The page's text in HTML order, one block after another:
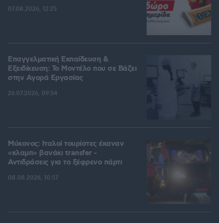
07.08.2026, 12:25
Επαγγελματική Εκπαίδευση &
Εξειδίκευση: Το Mοντέλο που σε Bάζει
στην Aγορά Eργασίας
26.07.2026, 09:54
Μύκονος: Ιταλοί τουρίστες έκαναν
«κλαμπ» βανάκι transfer -
Αντιδράσεις για το ξέφρενο πάρτι
08.08.2026, 10:57